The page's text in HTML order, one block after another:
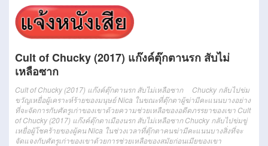
Cult of Chucky (2017) แก๊งค์ตุ๊กตานรก สับไม่
เหลือซาก
Cult of Chucky (2017) แก๊งค์ตุ๊กตานรก สับไม่เหลือซาก Chucky กลับไปข่ม
ขวัญเหยื่อผู้เคราะห์ร้ายของมนุษย์ Nica ในขณะที่ตุ๊กตาผู้ฆ่ามีคะแนนบางอย่าง
ที่จะจัดการกับศัตรูเก่าของเขาด้วยความช่วยเหลือของอดีตภรรยาของเขา Cult
of Chucky (2017) แก๊งค์ตุ๊กตาเมืองนรก สับไม่เหลือซาก Chucky กลับไปข่มขู่
เหยื่อผู้โชคร้ายของผู้คน Nica ในช่วงเวลาที่ตุ๊กตาคนฆ่ามีคะแนนบางสิ่งที่จะ
จัดแจงกับศัตรูเก่าของเขาด้วยการช่วยเหลือของสมัยก่อนเมียของเขา